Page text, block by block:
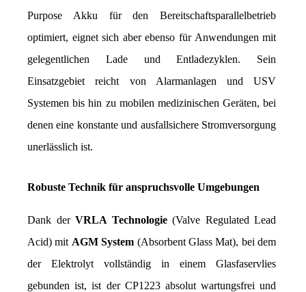
Purpose Akku für den Bereitschaftsparallelbetrieb
optimiert, eignet sich aber ebenso für Anwendungen mit
gelegentlichen Lade und Entladezyklen. Sein
Einsatzgebiet reicht von Alarmanlagen und USV
Systemen bis hin zu mobilen medizinischen Geräten, bei
denen eine konstante und ausfallsichere Stromversorgung
unerlässlich ist.
Robuste Technik für anspruchsvolle Umgebungen
Dank der VRLA Technologie (Valve Regulated Lead
Acid) mit AGM System (Absorbent Glass Mat), bei dem
der Elektrolyt vollständig in einem Glasfaservlies
gebunden ist, ist der CP1223 absolut wartungsfrei und